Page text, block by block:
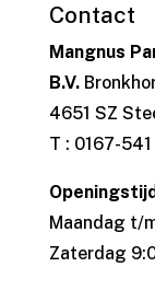
Contact
Mangnus
B.V.
4651 SZ
T : 0167-541
Maandag t/
Zaterdag